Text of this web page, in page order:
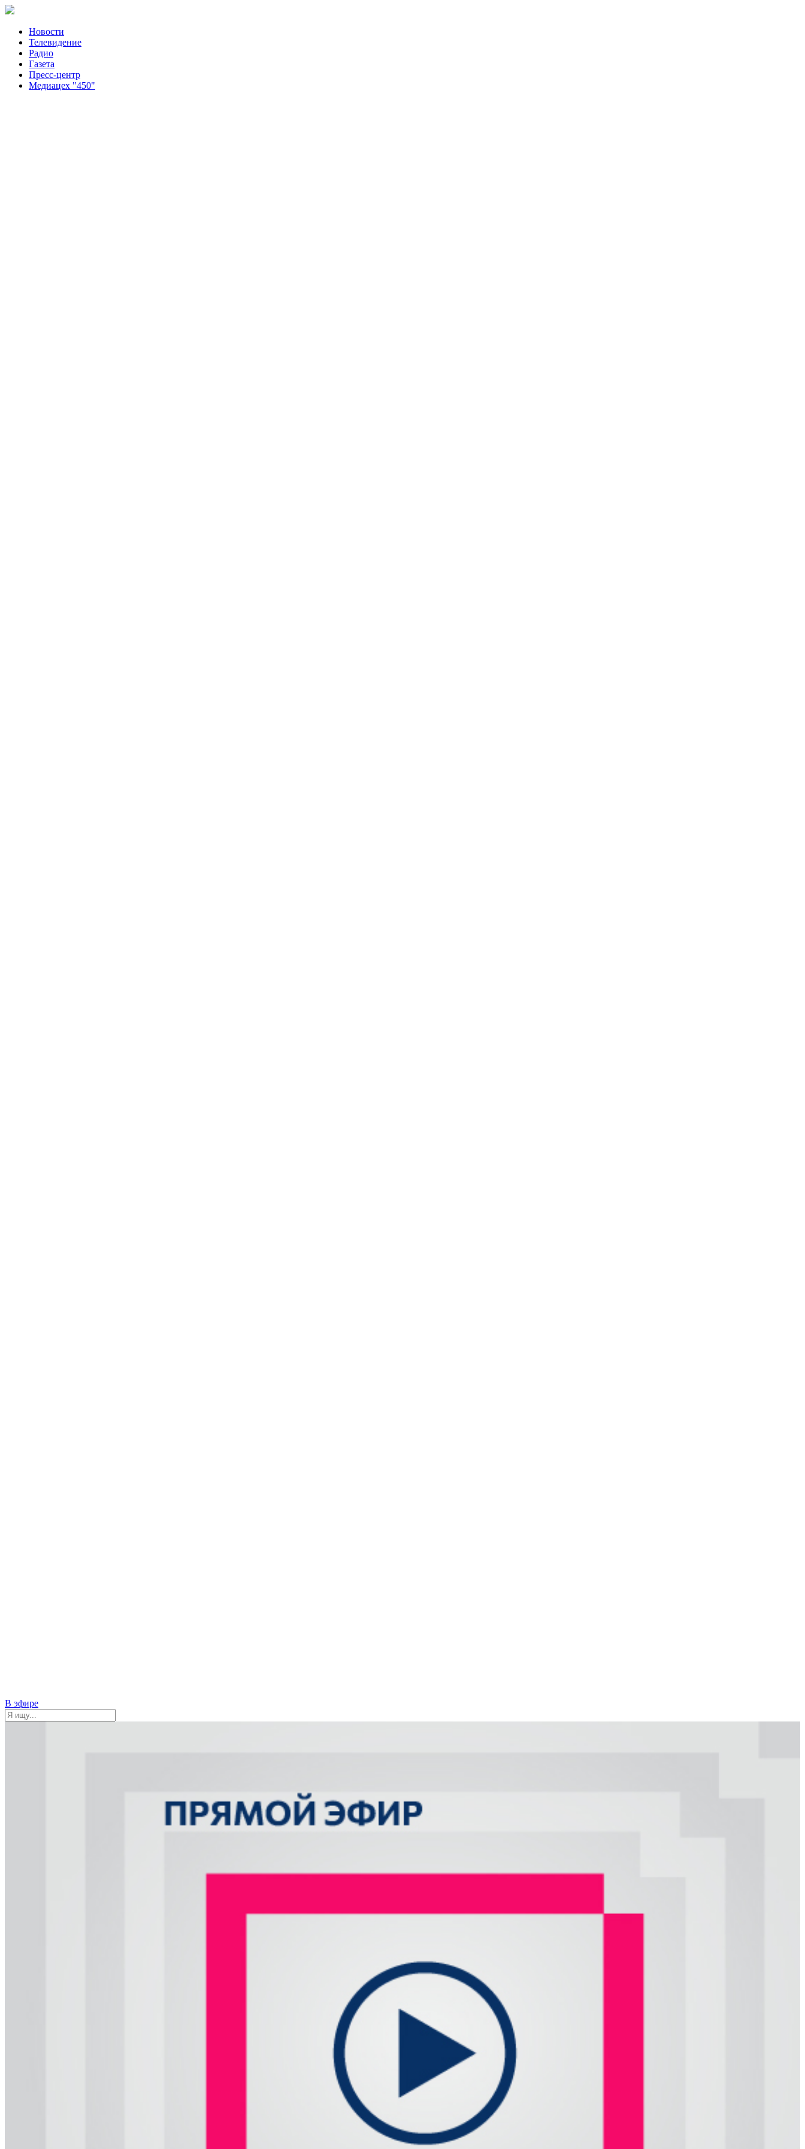
Новости
Телевидение
Радио
Газета
Пресс-центр
Медиацех "450"
В эфире